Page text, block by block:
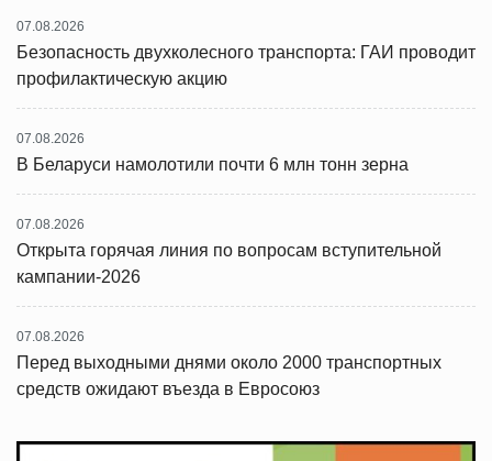
07.08.2026
Безопасность двухколесного транспорта: ГАИ проводит
профилактическую акцию
07.08.2026
В Беларуси намолотили почти 6 млн тонн зерна
07.08.2026
Открыта горячая линия по вопросам вступительной
кампании-2026
07.08.2026
Перед выходными днями около 2000 транспортных
средств ожидают въезда в Евросоюз